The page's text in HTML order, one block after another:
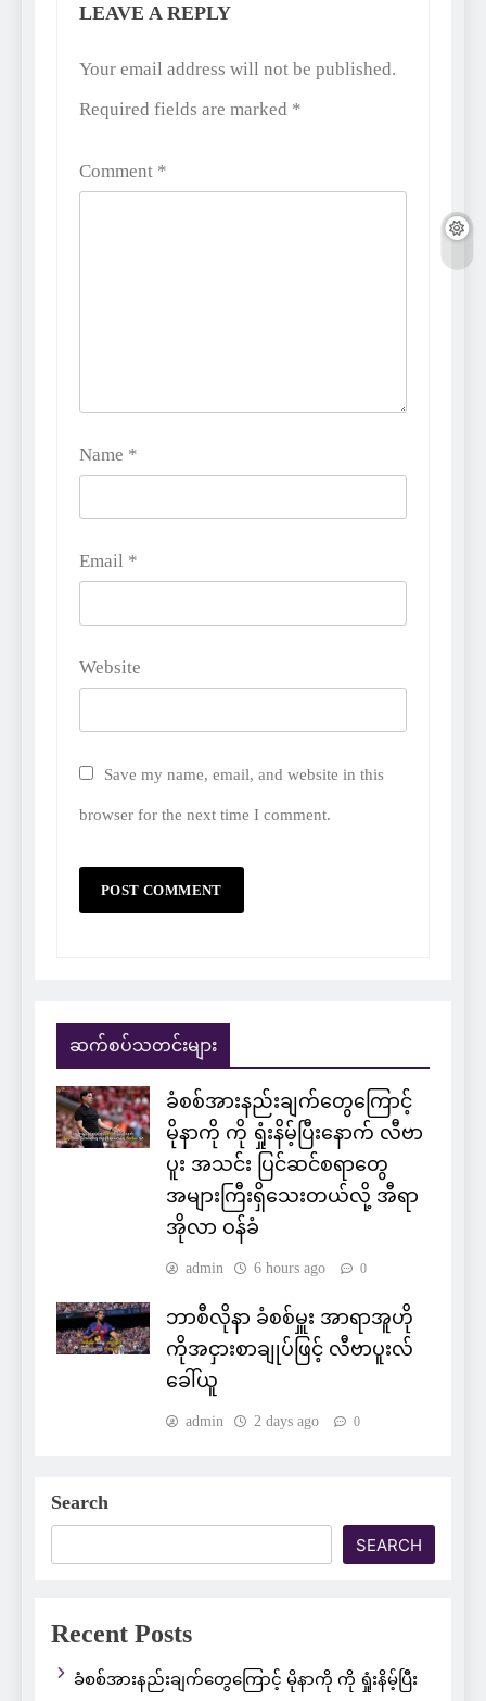
LEAVE A REPLY
Your email address will not be published.
Required fields are marked *
Comment *
Name *
Email *
Website
Save my name, email, and website in this
browser for the next time I comment.
Alternative:
ဆက်စပ်သတင်းများ
ခံစစ်အားနည်းချက်တွေကြောင့်
မိုနာကို ကို ရှုံးနိမ့်ပြီးနောက် လီဗာ
ပူး အသင်း ပြင်ဆင်စရာတွေ
အများကြီးရှိသေးတယ်လို့ အီရာ
အိုလာ ဝန်ခံ
admin 6 hours ago 0
ဘာစီလိုနာ ခံစစ်မှူး အာရာအူဟို
ကိုအငှားစာချုပ်ဖြင့် လီဗာပူးလ်
ခေါ်ယူ
admin 2 days ago 0
Search
SEARCH
Recent Posts
ခံစစ်အားနည်းချက်တွေကြောင့် မိုနာကို ကို ရှုံးနိမ့်ပြီး